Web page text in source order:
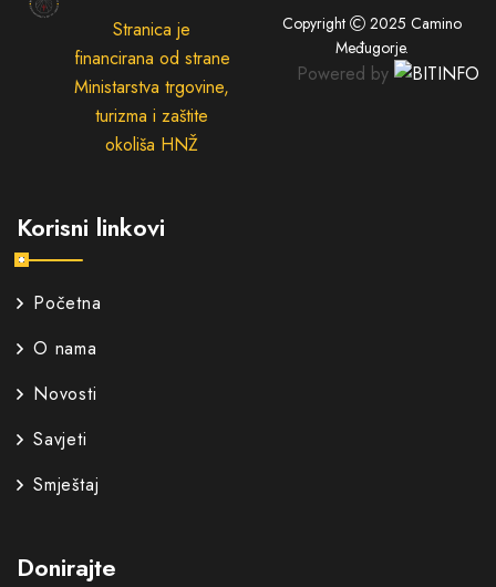
Stranica je
financirana od strane
Ministarstva trgovine,
turizma i zaštite
okoliša HNŽ
Korisni linkovi
Početna
O nama
Novosti
Savjeti
Smještaj
Donirajte
Copyright 2025 Camino
Međugorje.
Powered by